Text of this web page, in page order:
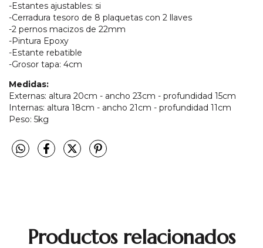
-Estantes ajustables: si
-Cerradura tesoro de 8 plaquetas con 2 llaves
-2 pernos macizos de 22mm
-Pintura Epoxy
-Estante rebatible
-Grosor tapa: 4cm
Medidas:
Externas: altura 20cm - ancho 23cm - profundidad 15cm
Internas: altura 18cm - ancho 21cm - profundidad 11cm
Peso: 5kg
Productos relacionados